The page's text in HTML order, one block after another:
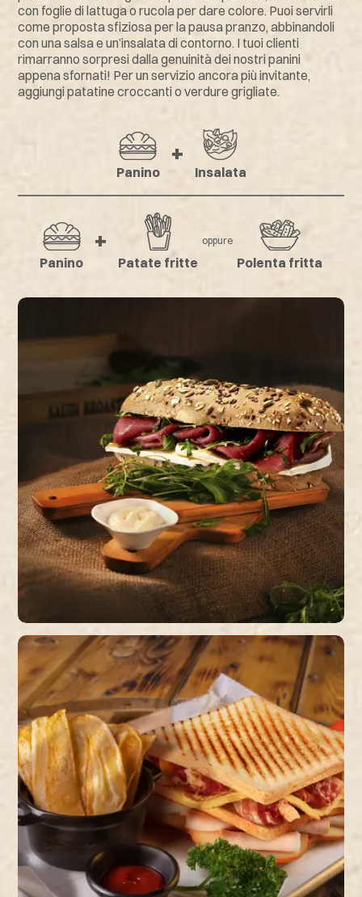
con foglie di lattuga o rucola per dare colore. Puoi servirli
come proposta sfiziosa per la pausa pranzo, abbinandoli
con una salsa e un’insalata di contorno. I tuoi clienti
rimarranno sorpresi dalla genuinità dei nostri panini
appena sfornati! Per un servizio ancora più invitante,
aggiungi patatine croccanti o verdure grigliate.
Panino
+
Insalata
Panino
+
Patate fritte
oppure
Polenta fritta